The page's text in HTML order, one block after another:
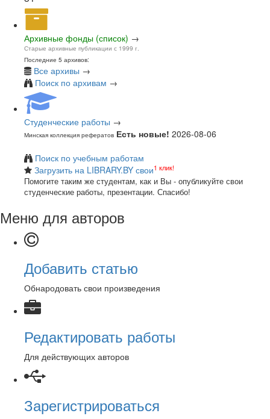
Архивные фонды (список) →
Старые архивные публикации с 1999 г.
Последние 5 архивов:
Все архивы →
Поиск по архивам →
Студенческие работы →
Минская коллекция рефератов Есть новые! 2026-08-06
Поиск по учебным работам
Загрузить на LIBRARY.BY свои1 клик!
Помогите таким же студентам, как и Вы - опубликуйте свои
студенческие работы, презентации. Спасибо!
Меню для авторов
Добавить статью
Обнародовать свои произведения
Редактировать работы
Для действующих авторов
Зарегистрироваться